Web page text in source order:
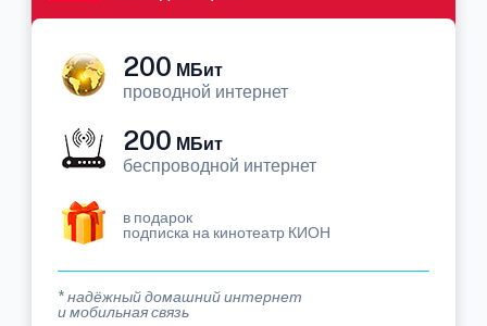
200 МБит
проводной интернет
200 МБит
беспроводной интернет
в подарок
подписка на кинотеатр КИОН
* надёжный домашний интернет
и мобильная связь